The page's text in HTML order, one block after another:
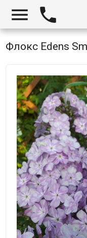
 
Флокс Edens